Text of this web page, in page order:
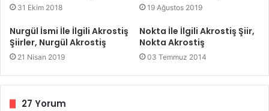
31 Ekim 2018 19 Ağustos 2019
Nurgül İsmi İle İlgili Akrostiş
Şiirler, Nurgül Akrostiş
21 Nisan 2019
Nokta İle İlgili Akrostiş Şiir,
Nokta Akrostiş
03 Temmuz 2014
27 Yorum